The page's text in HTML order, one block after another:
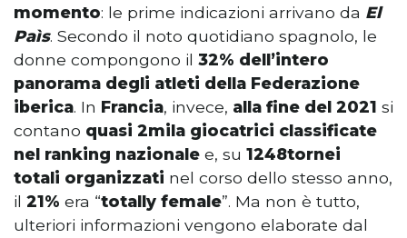
momento: le prime indicazioni arrivano da El
Paìs. Secondo il noto quotidiano spagnolo, le
donne compongono il 32% dell’intero
panorama degli atleti della Federazione
iberica. In Francia, invece, alla fine del 2021 si
contano quasi 2mila giocatrici classificate
nel ranking nazionale e, su 1248tornei
totali organizzati nel corso dello stesso anno,
il 21% era “totally female”. Ma non è tutto,
ulteriori informazioni vengono elaborate dal